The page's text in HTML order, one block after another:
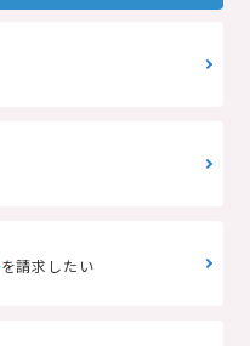
を請求したい